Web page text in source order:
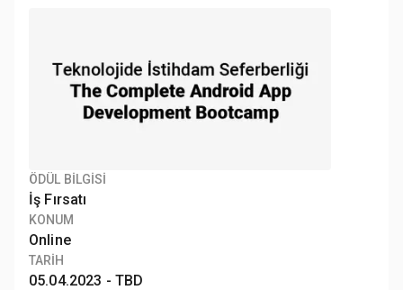
ÖDÜL BİLGİSİ
İş Fırsatı
KONUM
Online
TARİH
05.04.2023 - TBD